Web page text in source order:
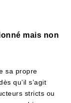
mais non
sa propre
qu’il s’agit
stricts ou